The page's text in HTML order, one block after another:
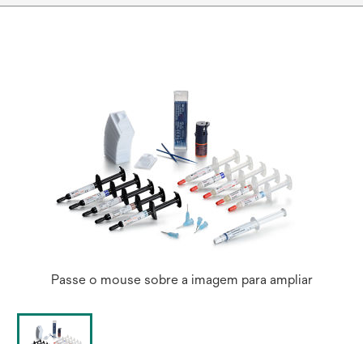
Passe o mouse sobre a imagem para ampliar